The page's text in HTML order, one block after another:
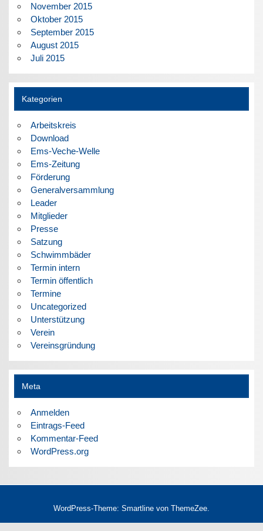
November 2015
Oktober 2015
September 2015
August 2015
Juli 2015
Kategorien
Arbeitskreis
Download
Ems-Veche-Welle
Ems-Zeitung
Förderung
Generalversammlung
Leader
Mitglieder
Presse
Satzung
Schwimmbäder
Termin intern
Termin öffentlich
Termine
Uncategorized
Unterstützung
Verein
Vereinsgründung
Meta
Anmelden
Eintrags-Feed
Kommentar-Feed
WordPress.org
WordPress-Theme: Smartline von ThemeZee.